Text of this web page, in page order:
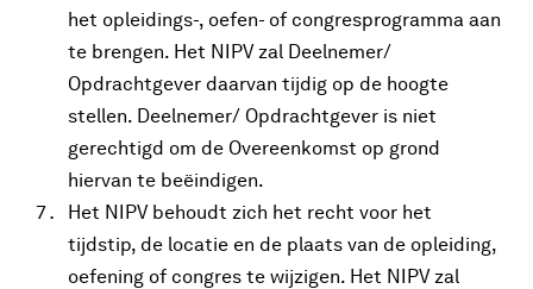
het opleidings-, oefen- of congresprogramma aan
te brengen. Het NIPV zal Deelnemer/
Opdrachtgever daarvan tijdig op de hoogte
stellen. Deelnemer/ Opdrachtgever is niet
gerechtigd om de Overeenkomst op grond
hiervan te beëindigen.
Het NIPV behoudt zich het recht voor het
tijdstip, de locatie en de plaats van de opleiding,
oefening of congres te wijzigen. Het NIPV zal